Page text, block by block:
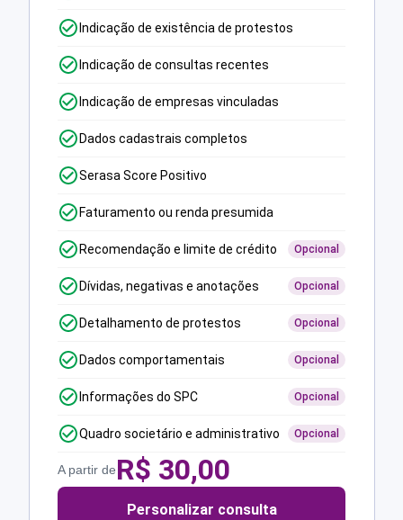
Indicação de existência de protestos
Indicação de consultas recentes
Indicação de empresas vinculadas
Dados cadastrais completos
Serasa Score Positivo
Faturamento ou renda presumida
Recomendação e limite de crédito Opcional
Dívidas, negativas e anotações Opcional
Detalhamento de protestos Opcional
Dados comportamentais Opcional
Informações do SPC Opcional
Quadro societário e administrativo Opcional
A partir deR$ 30,00
Personalizar consulta